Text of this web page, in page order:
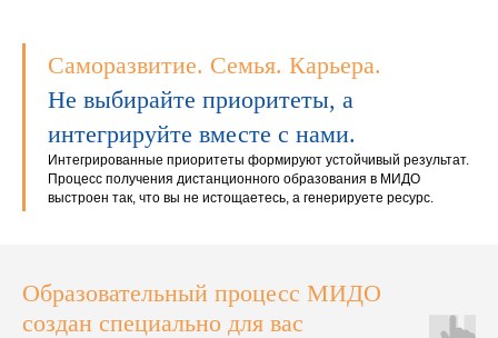
Саморазвитие. Семья. Карьера.
Не выбирайте приоритеты, а
интегрируйте вместе с нами.
Интегрированные приоритеты формируют устойчивый результат.
Процесс получения дистанционного образования в МИДО
выстроен так, что вы не истощаетесь, а генерируете ресурс.
Образовательный процесс МИДО
создан специально для вас